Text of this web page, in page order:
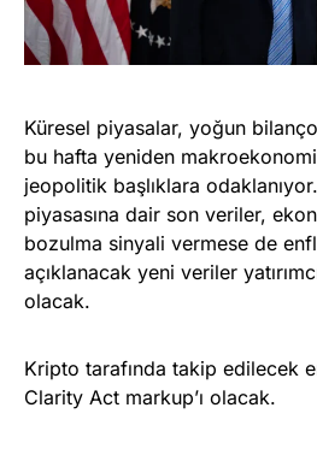
Küresel piyasalar, yoğun
bu hafta yeniden
jeopolitik başlıklara
piyasasına dair son veriler,
bozulma sinyali vermese de
açıklanacak yeni veriler
olacak.
Kripto tarafında takip edilecek
Clarity Act markup’ı olacak.